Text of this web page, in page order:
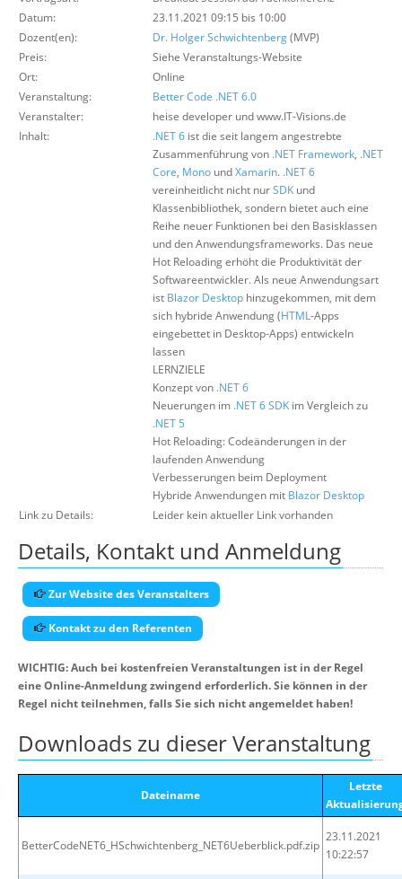
Über uns
Datum:
23.11.2021 09:15 bis 10:00
Dozent(en):
Dr. Holger Schwichtenberg(MVP)
Preis:
Siehe Veranstaltungs-Website
Ort:
Online
Veranstaltung:
Better Code .NET 6.0
Veranstalter:
heise developer und www.IT-Visions.de
Inhalt:
.NET 6 ist die seit langem angestrebte
Zusammenführung von .NET Framework, .NET
Core, Mono undXamarin. .NET 6
vereinheitlicht nicht nurSDK und
Klassenbibliothek, sondern bietet auch eine
Reihe neuer Funktionen bei den Basisklassen
und den Anwendungsframeworks. Das neue
Hot Reloading erhöht die Produktivität der
Softwareentwickler. Als neue Anwendungsart
ist Blazor Desktop hinzugekommen, mit dem
sich hybride Anwendung (HTML-Apps
eingebettet in Desktop-Apps) entwickeln
lassen
LERNZIELE
Konzept von .NET 6
Neuerungen im .NET 6SDK im Vergleich zu
.NET 5
Hot Reloading: Codeänderungen in der
laufenden Anwendung
Verbesserungen beim Deployment
Hybride Anwendungen mit Blazor Desktop
Link zu Details:
Leider kein aktueller Link vorhanden
Details, Kontakt und Anmeldung
Zur Website des Veranstalters
Kontakt zu den Referenten
WICHTIG: Auch bei kostenfreien Veranstaltungen ist in der Regel
eine Online-Anmeldung zwingend erforderlich. Sie können in der
Regel nicht teilnehmen, falls Sie sich nicht angemeldet haben!
Downloads zu dieser Veranstaltung
Dateiname
Letzte
BetterCodeNET6_HSchwichtenberg_NET6Ueberblick.pdf.zip
23.11.2021
10:22:57